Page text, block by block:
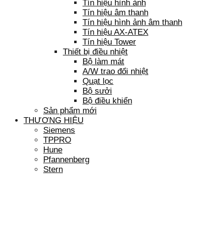
Tín hiệu hình ảnh
Tín hiệu âm thanh
Tín hiệu hình ảnh âm thanh
Tín hiệu AX-ATEX
Tín hiệu Tower
Thiết bị điều nhiệt
Bộ làm mát
A/W trao đổi nhiệt
Quạt lọc
Bộ sưởi
Bộ điều khiển
Sản phẩm mới
THƯƠNG HIỆU
Siemens
TPPRO
Hune
Pfannenberg
Stern